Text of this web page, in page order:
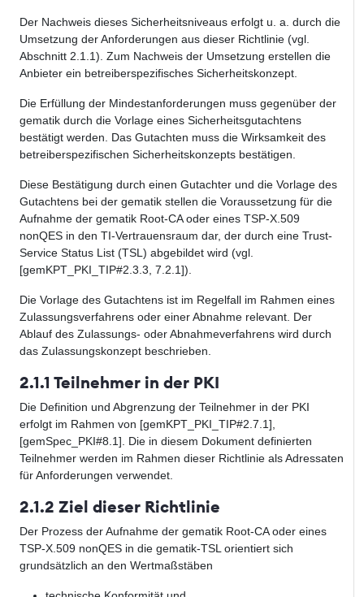
Der Nachweis dieses Sicherheitsniveaus erfolgt u. a. durch die
Umsetzung der Anforderungen aus dieser Richtlinie (vgl.
Abschnitt 2.1.1). Zum Nachweis der Umsetzung erstellen die
Anbieter ein betreiberspezifisches Sicherheitskonzept.
Die Erfüllung der Mindestanforderungen muss gegenüber der
gematik durch die Vorlage eines Sicherheitsgutachtens
bestätigt werden. Das Gutachten muss die Wirksamkeit des
betreiberspezifischen Sicherheitskonzepts bestätigen.
Diese Bestätigung durch einen Gutachter und die Vorlage des
Gutachtens bei der gematik stellen die Voraussetzung für die
Aufnahme der gematik Root-CA oder eines TSP-X.509
nonQES in den TI-Vertrauensraum dar, der durch eine Trust-
Service Status List (TSL) abgebildet wird (vgl.
[gemKPT_PKI_TIP#2.3.3, 7.2.1]).
Die Vorlage des Gutachtens ist im Regelfall im Rahmen eines
Zulassungsverfahrens oder einer Abnahme relevant. Der
Ablauf des Zulassungs- oder Abnahmeverfahrens wird durch
das Zulassungskonzept beschrieben.
2.1.1 Teilnehmer in der PKI
Die Definition und Abgrenzung der Teilnehmer in der PKI
erfolgt im Rahmen von [gemKPT_PKI_TIP#2.7.1],
[gemSpec_PKI#8.1]. Die in diesem Dokument definierten
Teilnehmer werden im Rahmen dieser Richtlinie als Adressaten
für Anforderungen verwendet.
2.1.2 Ziel dieser Richtlinie
Der Prozess der Aufnahme der gematik Root-CA oder eines
TSP-X.509 nonQES in die gematik-TSL orientiert sich
grundsätzlich an den Wertmaßstäben